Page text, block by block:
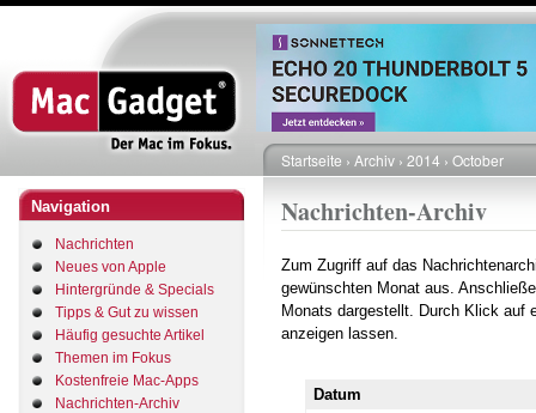
Direkt
zum
Inhalt
Navigation
Nachrichten
Neues von Apple
Hintergründe & Specials
Tipps & Gut zu wissen
Häufig gesuchte Artikel
Themen im Fokus
Kostenfreie Mac-Apps
Nachrichten-Archiv
Pfadnavigation
Startseite Archiv 2014 October
Nachrichten-Archiv
Zum Zugriff auf das
gewünschten Monat aus.
Monats dargestellt. Durch Klick auf
anzeigen lassen.
Datum